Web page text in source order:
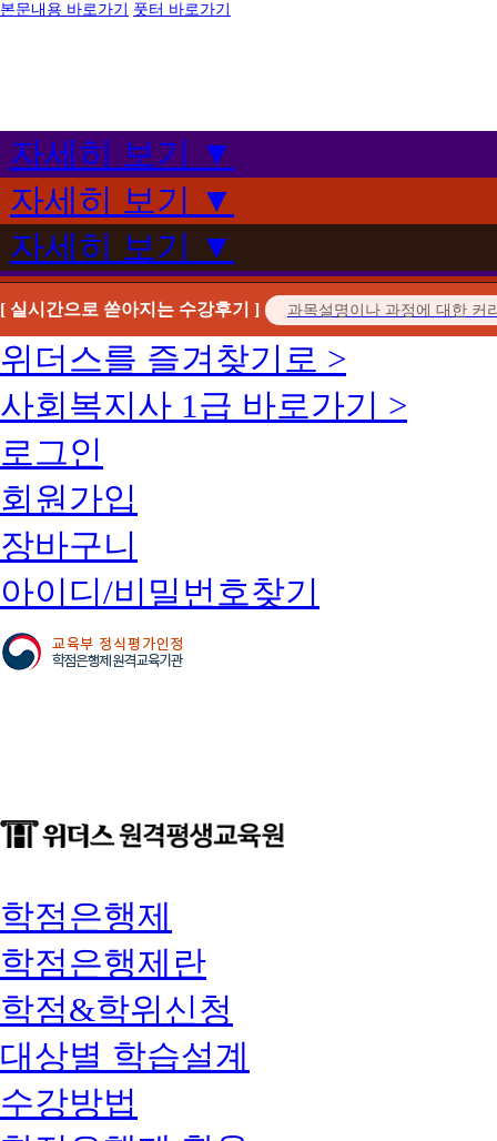
본문내용 바로가기 풋터 바로가기
자세히 보기 ▼
자세히 보기 ▼
자세히 보기 ▼
[ 실시간으로 쏟아지는 수강후기 ]
위더스를 즐겨찾기로 >
사회복지사 1급 바로가기 >
로그인
회원가입
장바구니
아이디/비밀번호찾기
학점은행제
학점은행제란
학점&학위신청
대상별 학습설계
수강방법